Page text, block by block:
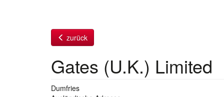
zurück
Gates (U.K.) Limited
Dumfries